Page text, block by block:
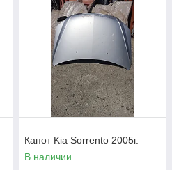
Капот Kia Sorrento 2005г.
В наличии